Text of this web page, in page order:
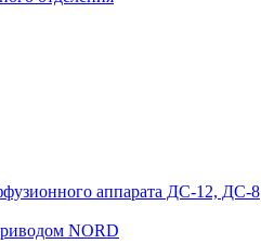
аппарата ДС-12, ДС-8
NORD